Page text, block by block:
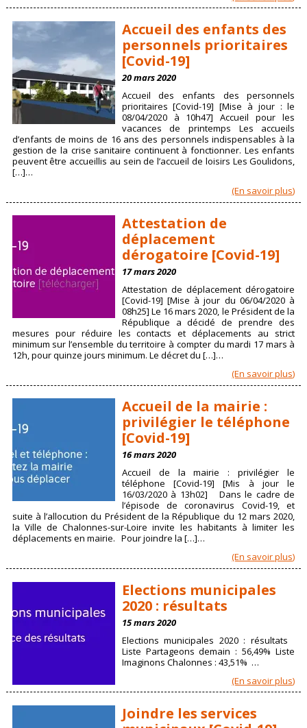
Accueil des enfants des
personnels prioritaires
[Covid-19]
20 mars 2020
Accueil des enfants des personnels
prioritaires [Covid-19] [Mise à jour : le
08/04/2020 à 10h47] Accueil pour les
vacances de printemps Les accueils
d’enfants de moins de 16 ans des personnels indispensables à la
gestion de la crise sanitaire continuent à fonctionner. Les enfants
peuvent être accueillis au sein de l’accueil de loisirs Les Goulidons,
[…]…
(En savoir plus)
Attestation de
déplacement
dérogatoire [Covid-19]
17 mars 2020
Attestation de déplacement dérogatoire
[Covid-19] [Mise à jour du 06/04/2020 à
08h25] Le 16 mars 2020, le Président de la
République a décidé de prendre des
mesures pour réduire les contacts et déplacements au strict
minimum sur l’ensemble du territoire à compter du mardi 17 mars à
12h, pour quinze jours minimum. Le décret du […]…
(En savoir plus)
Accueil de la mairie :
privilégier le téléphone
[Covid-19]
16 mars 2020
Accueil de la mairie : privilégier le
téléphone [Covid-19] [Mis à jour le
16/03/2020 à 13h02] Dans le cadre de
l’épisode de coronavirus Covid-19, et
suite à l’allocution du Président de la République du 12 mars 2020,
la Ville de Chalonnes-sur-Loire invite les habitants à limiter les
déplacements en mairie. Pour joindre la […]…
(En savoir plus)
Elections municipales
2020 : résultats
15 mars 2020
Elections municipales 2020 : résultats
Liste Partageons demain : 56,49% Liste
Imaginons Chalonnes : 43,51% …
(En savoir plus)
Joindre les services